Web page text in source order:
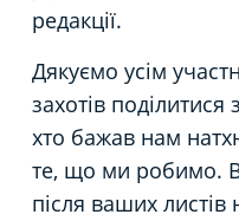
редакції.
Дякуємо усім
захотів
хто бажав нам
те, що ми робимо.
після ваших